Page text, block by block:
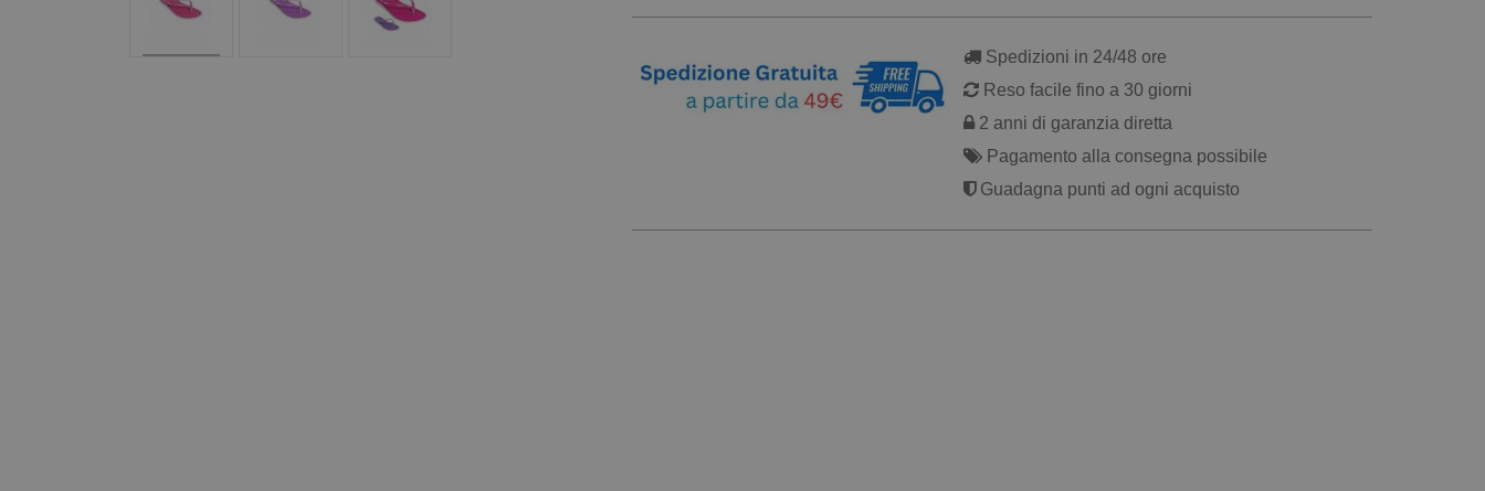
Spedizioni in 24/48 ore
Reso facile fino a 30 giorni
2 anni di garanzia diretta
Pagamento alla consegna possibile
Guadagna punti ad ogni acquisto